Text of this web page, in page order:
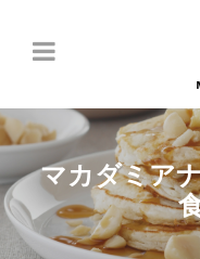
マカダミア